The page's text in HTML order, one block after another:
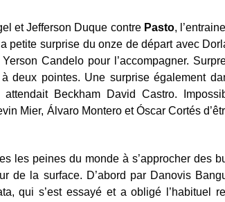
et Jefferson Duque contre Pasto,
petite surprise du onze de départ avec
Candelo pour l’accompagner.
deux pointes. Une surprise également
Beckham David Castro.
Mier, Álvaro Montero et Óscar Cortés
les peines du monde à s’approcher des
de la surface. D’abord par Danovis
qui s’est essayé et a obligé l’habituel